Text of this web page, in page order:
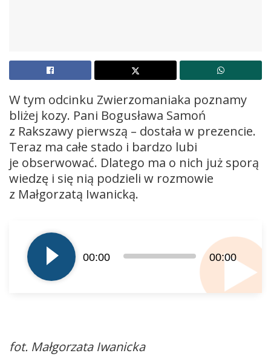
W tym odcinku Zwierzomaniaka poznamy
bliżej kozy. Pani Bogusława Samoń
z Rakszawy pierwszą – dostała w prezencie.
Teraz ma całe stado i bardzo lubi
je obserwować. Dlatego ma o nich już sporą
wiedzę i się nią podzieli w rozmowie
z Małgorzatą Iwanicką.
plików
dźwiękowych
00:00 00:00
fot. Małgorzata Iwanicka